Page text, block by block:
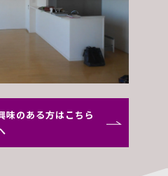
味のある方はこちら